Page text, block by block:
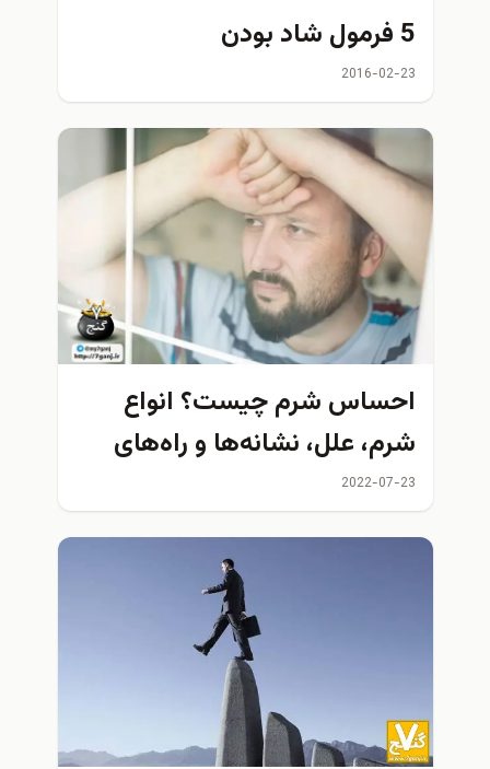
5 فرمول شاد بودن
2016-02-23
احساس شرم چیست؟ انواع
شرم، علل، نشانه‌ها و راه‌های
عملی مقابله با آن
2022-07-23